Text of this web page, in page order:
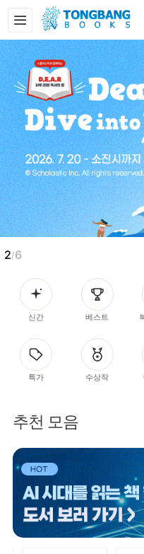
2/6
신간 베스트
특가 수상작
추천 모음